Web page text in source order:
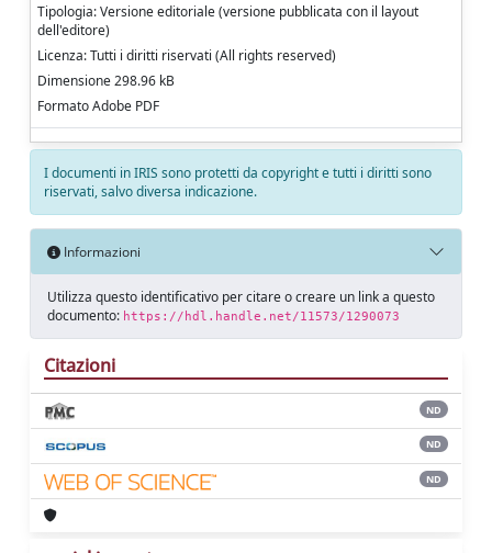
Tipologia: Versione editoriale (versione pubblicata con il layout
dell'editore)
Licenza: Tutti i diritti riservati (All rights reserved)
Dimensione 298.96 kB
Formato Adobe PDF
I documenti in IRIS sono protetti da copyright e tutti i diritti sono
riservati, salvo diversa indicazione.
Informazioni
Utilizza questo identificativo per citare o creare un link a questo
documento: https://hdl.handle.net/11573/1290073
Citazioni
ND
ND
ND